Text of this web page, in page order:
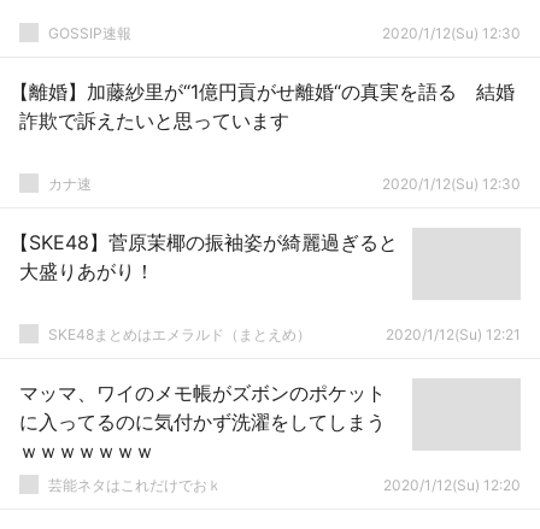
GOSSIP速報 2020/1/12(Su) 12:30
【離婚】加藤紗里が“1億円貢がせ離婚“の真実を語る 結婚
詐欺で訴えたいと思っています
カナ速 2020/1/12(Su) 12:30
【SKE48】菅原茉椰の振袖姿が綺麗過ぎると
大盛りあがり！
SKE48まとめはエメラルド（まとえめ） 2020/1/12(Su) 12:21
マッマ、ワイのメモ帳がズボンのポケット
に入ってるのに気付かず洗濯をしてしまう
ｗｗｗｗｗｗｗ
芸能ネタはこれだけでおｋ 2020/1/12(Su) 12:20